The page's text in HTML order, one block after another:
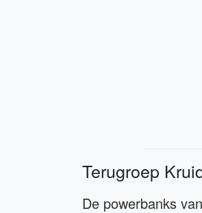
Terugroep
De powerbanks